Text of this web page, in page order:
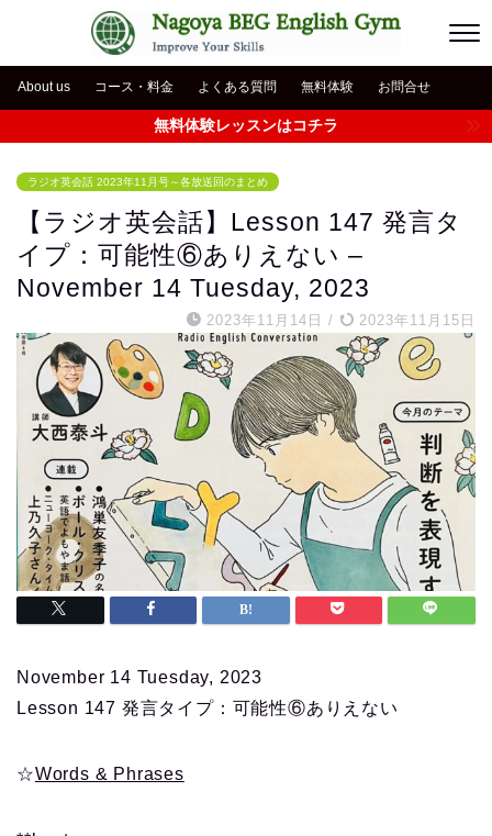
About us コース・料金 よくある質問 無料体験 お問合せ
無料体験レッスンはコチラ
ラジオ英会話 2023年11月号～各放送回のまとめ
【ラジオ英会話】Lesson 147 発言タ
イプ：可能性⑥ありえない –
November 14 Tuesday, 2023
2023年11月14日 / 2023年11月15日
November 14 Tuesday, 2023
Lesson 147 発言タイプ：可能性⑥ありえない
☆Words & Phrases